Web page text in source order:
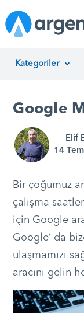
Kategoriler
Argenova
Yazılım Geliştirme
Proje Yönetimi
Müşteri
Teknoloji
Google
Elif
14
Bir çoğumuz
çalışma
için Google
Google’ da
ulaşmamızı
aracını gelin